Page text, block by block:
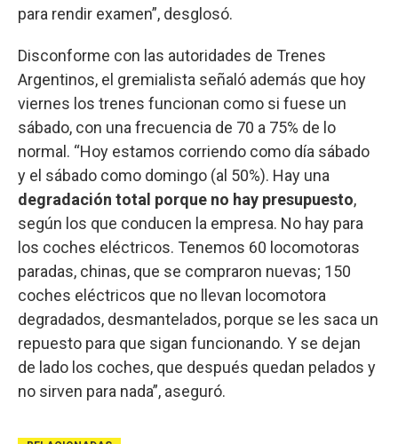
para rendir examen”, desglosó.
Disconforme con las autoridades de Trenes
Argentinos, el gremialista señaló además que hoy
viernes los trenes funcionan como si fuese un
sábado, con una frecuencia de 70 a 75% de lo
normal. “Hoy estamos corriendo como día sábado
y el sábado como domingo (al 50%). Hay una
degradación total porque no hay presupuesto,
según los que conducen la empresa. No hay para
los coches eléctricos. Tenemos 60 locomotoras
paradas, chinas, que se compraron nuevas; 150
coches eléctricos que no llevan locomotora
degradados, desmantelados, porque se les saca un
repuesto para que sigan funcionando. Y se dejan
de lado los coches, que después quedan pelados y
no sirven para nada”, aseguró.